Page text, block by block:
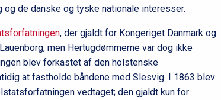
de danske og tyske nationale interesser.
, der gjaldt for Kongeriget Danmark og
men Hertugdømmerne var dog ikke
blev forkastet af den holstenske
at fastholde båndene med Slesvig. I 1863 blev
vedtaget; den gjaldt kun for